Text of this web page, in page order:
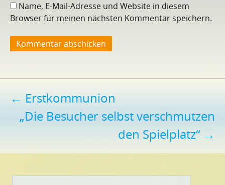
Name, E-Mail-Adresse und Website in diesem
Browser für meinen nächsten Kommentar speichern.
Beitragsnavigation
← Erstkommunion
„Die Besucher selbst verschmutzen
den Spielplatz“ →